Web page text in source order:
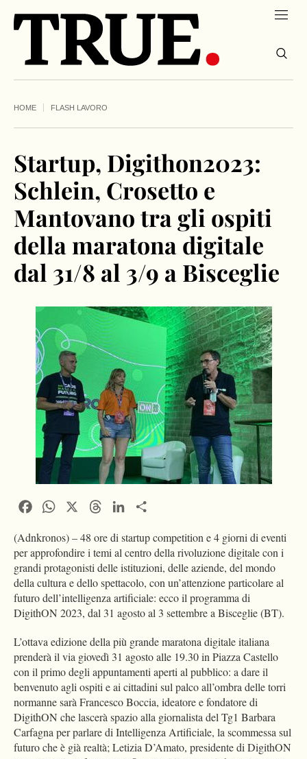
HOME FLASH LAVORO
Startup, Digithon2023:
Schlein, Crosetto e
Mantovano tra gli ospiti
della maratona digitale
dal 31/8 al 3/9 a Bisceglie
FacebookWhatsApp ThreadsLinkedIn
(Adnkronos) – 48 ore di startup competition e 4 giorni di eventi
per approfondire i temi al centro della rivoluzione digitale con i
grandi protagonisti delle istituzioni, delle aziende, del mondo
della cultura e dello spettacolo, con un’attenzione particolare al
futuro dell’intelligenza artificiale: ecco il programma di
DigithON 2023, dal 31 agosto al 3 settembre a Bisceglie (BT).
L’ottava edizione della più grande maratona digitale italiana
prenderà il via giovedì 31 agosto alle 19.30 in Piazza Castello
con il primo degli appuntamenti aperti al pubblico: a dare il
benvenuto agli ospiti e ai cittadini sul palco all’ombra delle torri
normanne sarà Francesco Boccia, ideatore e fondatore di
DigithON che lascerà spazio alla giornalista del Tg1 Barbara
Carfagna per parlare di Intelligenza Artificiale, la scommessa sul
futuro che è già realtà; Letizia D’Amato, presidente di DigithON